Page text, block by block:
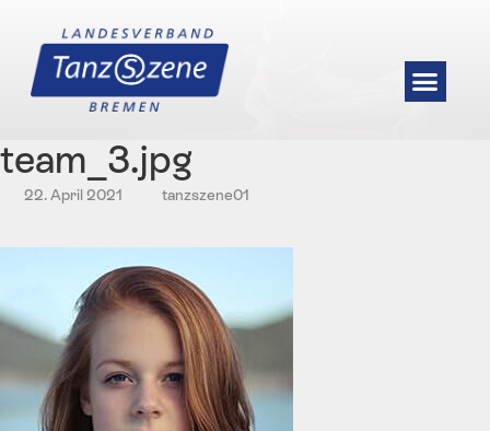
team_3.jpg
22. April 2021 tanzszene01